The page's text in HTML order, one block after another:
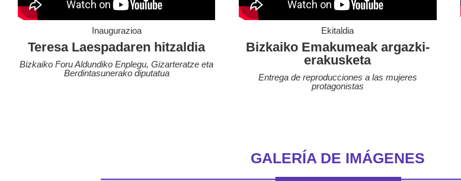
Inaugurazioa
Teresa Laespadaren hitzaldia
Bizkaiko Foru Aldundiko Enplegu, Gizarteratze eta
Berdintasunerako diputatua
Ekitaldia
Bizkaiko Emakumeak argazki-
erakusketa
Entrega de reproducciones a las mujeres
protagonistas
GALERÍA DE IMÁGENES